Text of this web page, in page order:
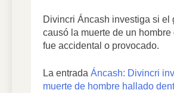
Divincri Áncash investiga si el
causó la muerte de un hombre
fue accidental o provocado.
La entrada Áncash: Divincri
muerte de hombre hallado